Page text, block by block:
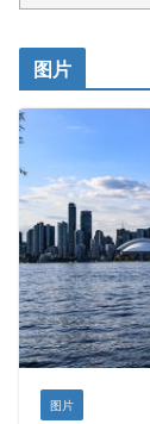
开明车行KS
皇后金融集团
铁木尔商业注册
图片
图片